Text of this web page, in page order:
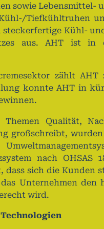
sowie Lebensmittel-
Tiefkühltruhen
steckerfertige Kühl-
aus. AHT ist
zählt
konnte AHT in
Qualität,
großschreibt,
nach OHSAS
dass sich die Kunden
Unternehmen den
wird.